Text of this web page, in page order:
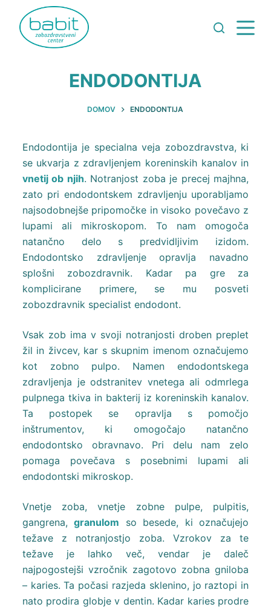
ENDODONTIJA
DOMOV ENDODONTIJA
Endodontija je specialna veja zobozdravstva, ki
se ukvarja z zdravljenjem koreninskih kanalov in
vnetij ob njih. Notranjost zoba je precej majhna,
zato pri endodontskem zdravljenju uporabljamo
najsodobnejše pripomočke in visoko povečavo z
lupami ali mikroskopom. To nam omogoča
natančno delo s predvidljivim izidom.
Endodontsko zdravljenje opravlja navadno
splošni zobozdravnik. Kadar pa gre za
komplicirane primere, se mu posveti
zobozdravnik specialist endodont.
Vsak zob ima v svoji notranjosti droben preplet
žil in živcev, kar s skupnim imenom označujemo
kot zobno pulpo. Namen endodontskega
zdravljenja je odstranitev vnetega ali odmrlega
pulpnega tkiva in bakterij iz koreninskih kanalov.
Ta postopek se opravlja s pomočjo
inštrumentov, ki omogočajo natančno
endodontsko obravnavo. Pri delu nam zelo
pomaga povečava s posebnimi lupami ali
endodontski mikroskop.
Vnetje zoba, vnetje zobne pulpe, pulpitis,
gangrena,granulom so besede, ki označujejo
težave z notranjostjo zoba. Vzrokov za te
težave je lahko več, vendar je daleč
najpogostejši vzročnik zagotovo zobna gniloba
– karies. Ta počasi razjeda sklenino, jo raztopi in
nato prodira globje v dentin. Kadar karies prodre